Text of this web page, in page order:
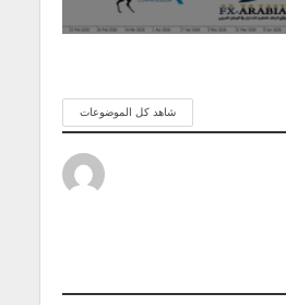
شاهد كل الموضوعات